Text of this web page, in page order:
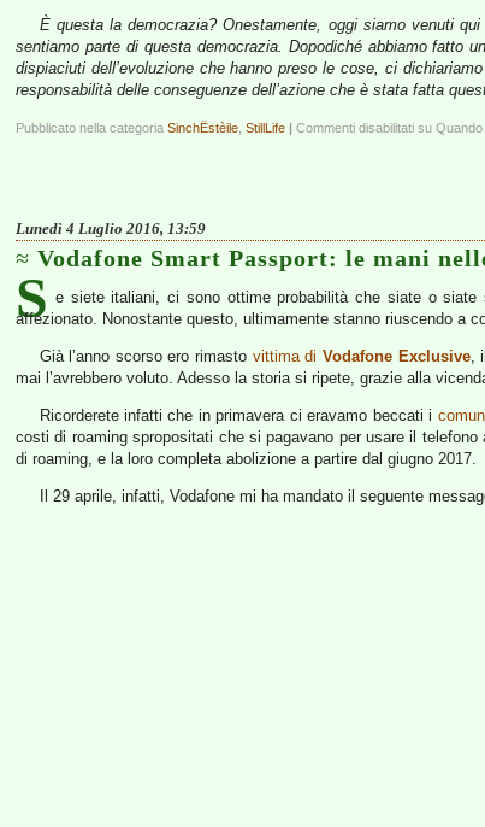
È questa la democrazia? Onestamente, oggi siamo venuti
sentiamo parte di questa democrazia. Dopodiché abbiamo fatto
dispiaciuti dell’evoluzione che hanno preso le cose, ci
responsabilità delle conseguenze dell’azione che è stata fatta
Pubblicato nella categoria SinchËstèile StillLife | Commenti disabilitati su
Lunedì 4 Luglio 2016, 13:59
Vodafone Smart Passport: le mani
S e siete italiani, ci sono ottime probabilità che siate o
affezionato. Nonostante questo, ultimamente stanno riuscendo a
Già l’anno scorso ero rimasto vittima di Vodafone Exclusive,
mai l’avrebbero voluto. Adesso la storia si ripete, grazie alla
Ricorderete infatti che in primavera ci eravamo beccati i
costi di roaming spropositati che si pagavano per usare il telefono
di roaming, e la loro completa abolizione a partire dal giugno 2017.
Il 29 aprile, infatti, Vodafone mi ha mandato il seguente